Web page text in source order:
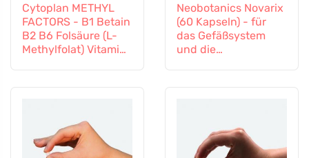
Cytoplan METHYL
FACTORS - B1 Betain
B2 B6 Folsäure (L-
Methylfolat) Vitamin
Neobotanics Novarix
(60 Kapseln) - für
das Gefäßsystem
und die